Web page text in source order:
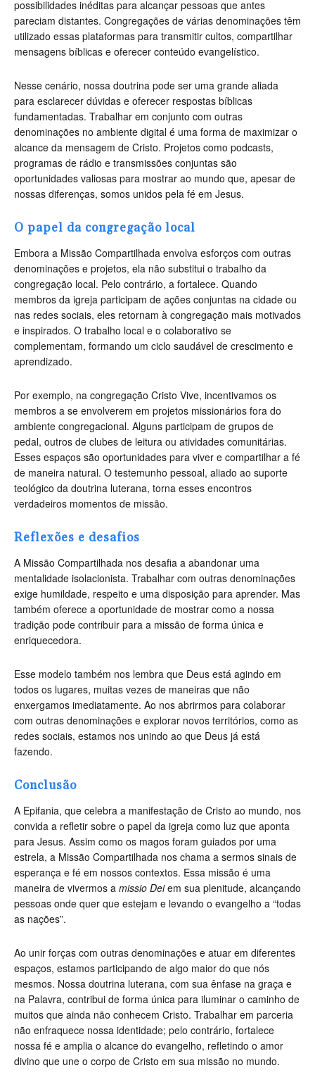
possibilidades inéditas para alcançar pessoas que antes
pareciam distantes. Congregações de várias denominações têm
utilizado essas plataformas para transmitir cultos, compartilhar
mensagens bíblicas e oferecer conteúdo evangelístico.
Nesse cenário, nossa doutrina pode ser uma grande aliada
para esclarecer dúvidas e oferecer respostas bíblicas
fundamentadas. Trabalhar em conjunto com outras
denominações no ambiente digital é uma forma de maximizar o
alcance da mensagem de Cristo. Projetos como podcasts,
programas de rádio e transmissões conjuntas são
oportunidades valiosas para mostrar ao mundo que, apesar de
nossas diferenças, somos unidos pela fé em Jesus.
O papel da congregação local
Embora a Missão Compartilhada envolva esforços com outras
denominações e projetos, ela não substitui o trabalho da
congregação local. Pelo contrário, a fortalece. Quando
membros da igreja participam de ações conjuntas na cidade ou
nas redes sociais, eles retornam à congregação mais motivados
e inspirados. O trabalho local e o colaborativo se
complementam, formando um ciclo saudável de crescimento e
aprendizado.
Por exemplo, na congregação Cristo Vive, incentivamos os
membros a se envolverem em projetos missionários fora do
ambiente congregacional. Alguns participam de grupos de
pedal, outros de clubes de leitura ou atividades comunitárias.
Esses espaços são oportunidades para viver e compartilhar a fé
de maneira natural. O testemunho pessoal, aliado ao suporte
teológico da doutrina luterana, torna esses encontros
verdadeiros momentos de missão.
Reflexões e desafios
A Missão Compartilhada nos desafia a abandonar uma
mentalidade isolacionista. Trabalhar com outras denominações
exige humildade, respeito e uma disposição para aprender. Mas
também oferece a oportunidade de mostrar como a nossa
tradição pode contribuir para a missão de forma única e
enriquecedora.
Esse modelo também nos lembra que Deus está agindo em
todos os lugares, muitas vezes de maneiras que não
enxergamos imediatamente. Ao nos abrirmos para colaborar
com outras denominações e explorar novos territórios, como as
redes sociais, estamos nos unindo ao que Deus já está
fazendo.
Conclusão
A Epifania, que celebra a manifestação de Cristo ao mundo, nos
convida a refletir sobre o papel da igreja como luz que aponta
para Jesus. Assim como os magos foram guiados por uma
estrela, a Missão Compartilhada nos chama a sermos sinais de
esperança e fé em nossos contextos. Essa missão é uma
maneira de vivermos a missio Deiem sua plenitude, alcançando
pessoas onde quer que estejam e levando o evangelho a “todas
as nações”.
Ao unir forças com outras denominações e atuar em diferentes
espaços, estamos participando de algo maior do que nós
mesmos. Nossa doutrina luterana, com sua ênfase na graça e
na Palavra, contribui de forma única para iluminar o caminho de
muitos que ainda não conhecem Cristo. Trabalhar em parceria
não enfraquece nossa identidade; pelo contrário, fortalece
nossa fé e amplia o alcance do evangelho, refletindo o amor
divino que une o corpo de Cristo em sua missão no mundo.